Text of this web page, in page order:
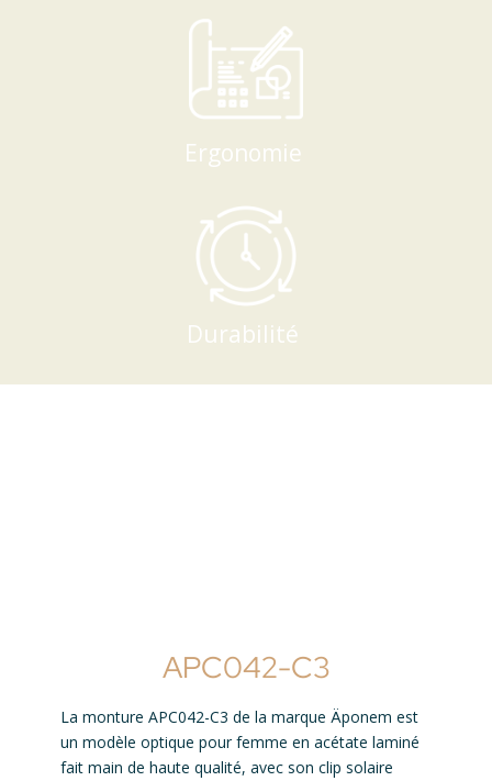
Ergonomie
Durabilité
APC042-C3
La monture APC042-C3 de la marque Äponem est
un modèle optique pour femme en acétate laminé
fait main de haute qualité, avec son clip solaire